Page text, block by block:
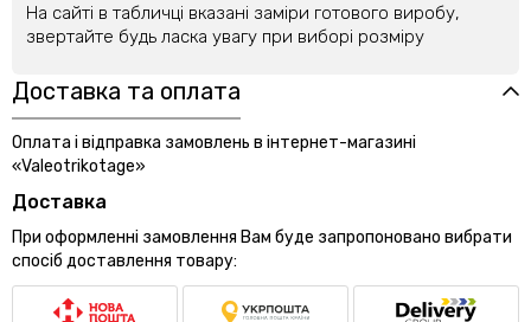
На сайті в табличці вказані заміри готового виробу,
звертайте будь ласка увагу при виборі розміру
Доставка та оплата
Оплата і відправка замовлень в інтернет-магазині
«Valeotrikotage»
Доставка
При оформленні замовлення Вам буде запропоновано вибрати
спосіб доставлення товару: